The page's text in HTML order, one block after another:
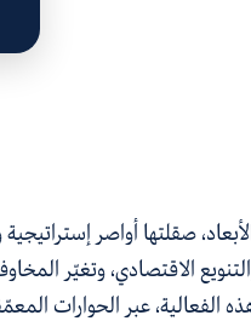
، صقلتها أواصر إستراتيجية
التنويع الاقتصادي، وتغيّر
ه الفعالية، عبر الحوارات المعم